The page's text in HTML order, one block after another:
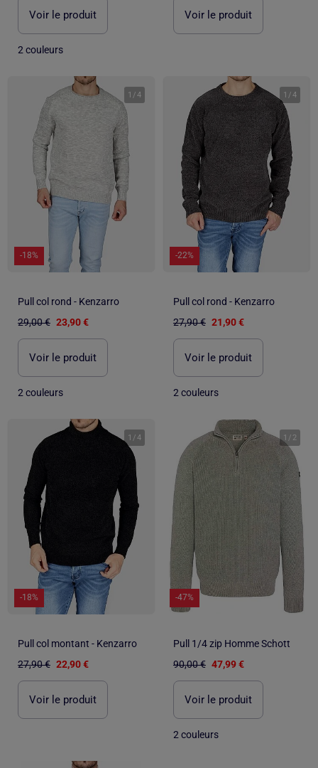
Voir le produit
2 couleurs
Voir le produit
1 /4
-18%
Pull col rond - Kenzarro
29,00 € 23,90 €
Voir le produit
2 couleurs
1 /4
-22%
Pull col rond - Kenzarro
27,90 € 21,90 €
Voir le produit
2 couleurs
1 /4
-18%
Pull col montant - Kenzarro
27,90 € 22,90 €
Voir le produit
1 / 2
-47%
Pull 1/4 zip Homme Schott
90,00 € 47,99 €
Voir le produit
2 couleurs